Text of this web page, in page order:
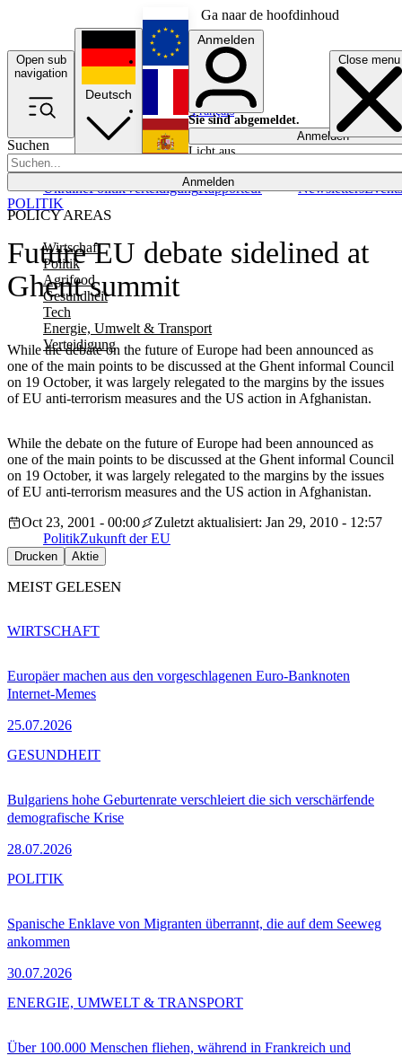
Ga naar de hoofdinhoud
Open sub
navigation
Close menu
Suchen
Anmelden
POLICY AREAS
Wirtschaft
Politik
Agrifood
Gesundheit
Tech
Energie, Umwelt & Transport
Verteidigung
UkrainePolitikVerteidigungRapporteur NewslettersEvents
Deutsch
English
Français
Anmelden
Sie sind abgemeldet.
Anmelden
Licht aus
Future EU debate sidelined at
Ghent summit
While the debate on the future of Europe had been announced as
one of the main points to be discussed at the Ghent informal Council
on 19 October, it was largely relegated to the margins by the issues
of EU anti-terrorism measures and the US action in Afghanistan.
POLITIK
While the debate on the future of Europe had been announced as
one of the main points to be discussed at the Ghent informal Council
on 19 October, it was largely relegated to the margins by the issues
of EU anti-terrorism measures and the US action in Afghanistan.
Oct 23, 2001 - 00:00
Zuletzt aktualisiert: Jan 29, 2010 - 12:57
PolitikZukunft der EU
Drucken Aktie
MEIST GELESEN
Europäer machen aus den vorgeschlagenen Euro-Banknoten
Internet-Memes
25.07.2026
WIRTSCHAFT
Bulgariens hohe Geburtenrate verschleiert die sich verschärfende
demografische Krise
28.07.2026
GESUNDHEIT
Spanische Enklave von Migranten überrannt, die auf dem Seeweg
ankommen
30.07.2026
POLITIK
Über 100.000 Menschen fliehen, während in Frankreich und
ENERGIE, UMWELT & TRANSPORT